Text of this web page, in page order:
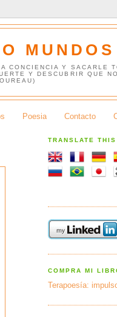
MUNDOS
CONCIENCIA Y SACARLE
Y DESCUBRIR QUE
Poesia Contacto
TRANSLATE
COMPRA MI
Terapoesía: